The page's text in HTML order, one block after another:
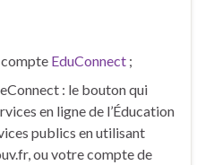
EduConnect ;
: le bouton qui
en ligne de l’Éducation
publics en utilisant
ou votre compte de